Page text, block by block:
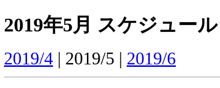
2019年5月 スケジュール
2019/4 | 2019/5 | 2019/6